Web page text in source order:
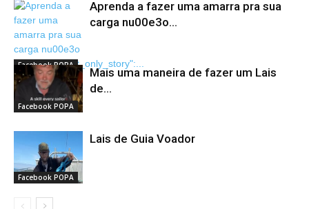
Facebook POPA
Aprenda a fazer uma amarra pra sua
carga nu00e3o...
Facebook POPA
Mais uma maneira de fazer um Lais
de...
Facebook POPA
Lais de Guia Voador